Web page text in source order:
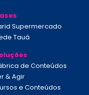
Supermercado
Tauá
de Conteúdos
& Agir
e Conteúdos